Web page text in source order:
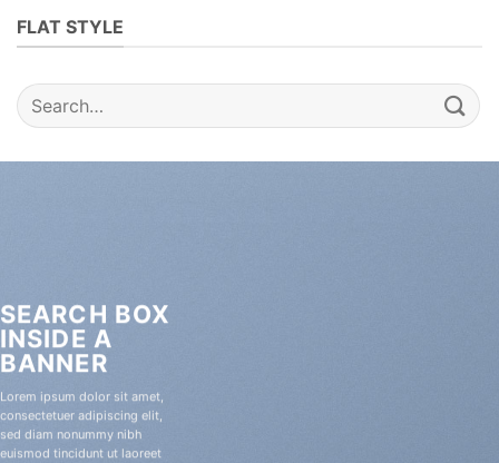
FLAT STYLE
Search
for:
SEARCH BOX
INSIDE A
BANNER
Lorem ipsum dolor sit amet,
consectetuer adipiscing elit,
sed diam nonummy nibh
euismod tincidunt ut laoreet